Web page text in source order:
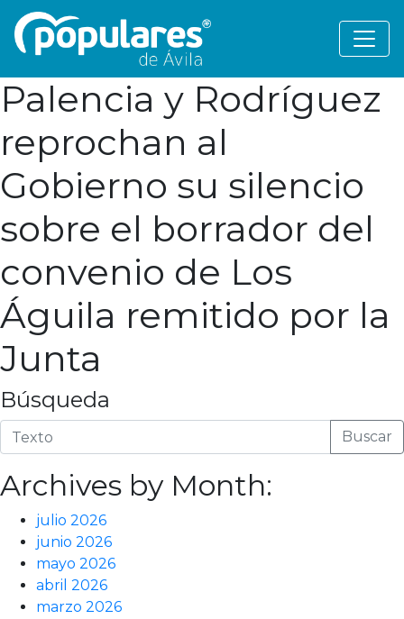
Palencia y Rodríguez
reprochan al
Gobierno su silencio
sobre el borrador del
convenio de Los
Águila remitido por la
Junta
Búsqueda
Buscar
Archives by Month:
julio 2026
junio 2026
mayo 2026
abril 2026
marzo 2026